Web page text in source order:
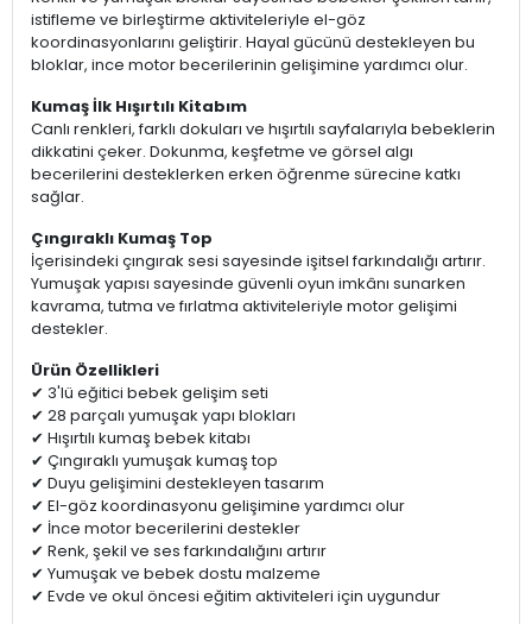
istifleme ve birleştirme aktiviteleriyle el-göz
koordinasyonlarını geliştirir. Hayal gücünü destekleyen bu
bloklar, ince motor becerilerinin gelişimine yardımcı olur.
Kumaş İlk Hışırtılı Kitabım
Canlı renkleri, farklı dokuları ve hışırtılı sayfalarıyla bebeklerin
dikkatini çeker. Dokunma, keşfetme ve görsel algı
becerilerini desteklerken erken öğrenme sürecine katkı
sağlar.
Çıngıraklı Kumaş Top
İçerisindeki çıngırak sesi sayesinde işitsel farkındalığı artırır.
Yumuşak yapısı sayesinde güvenli oyun imkânı sunarken
kavrama, tutma ve fırlatma aktiviteleriyle motor gelişimi
destekler.
Ürün Özellikleri
✔ 3'lü eğitici bebek gelişim seti
✔ 28 parçalı yumuşak yapı blokları
✔ Hışırtılı kumaş bebek kitabı
✔ Çıngıraklı yumuşak kumaş top
✔ Duyu gelişimini destekleyen tasarım
✔ El-göz koordinasyonu gelişimine yardımcı olur
✔ İnce motor becerilerini destekler
✔ Renk, şekil ve ses farkındalığını artırır
✔ Yumuşak ve bebek dostu malzeme
✔ Evde ve okul öncesi eğitim aktiviteleri için uygundur